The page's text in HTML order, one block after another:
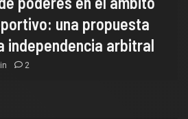
de Kata en WKF